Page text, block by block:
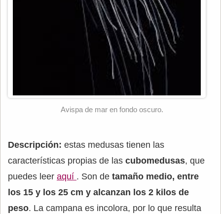
Avispa de mar en fondo oscuro.
Descripción: estas medusas tienen las
características propias de las cubomedusas, que
puedes leer aquí . Son de tamaño medio, entre
los 15 y los 25 cm y alcanzan los 2 kilos de
peso. La campana es incolora, por lo que resulta